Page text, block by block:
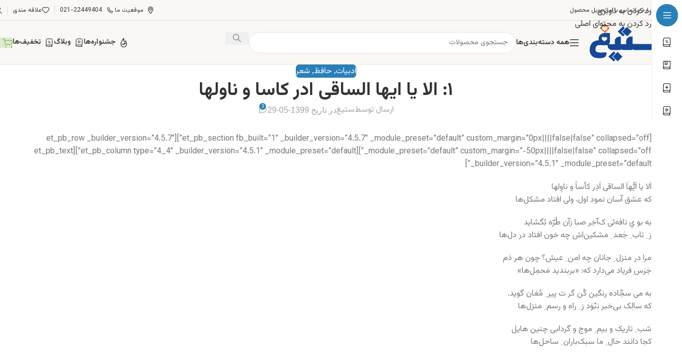
رد کردن به ناوبری
رد کردن به محتوای اصلی
درباره ماتماس با ماتحویل محصول موقعیت ما 021-22449404 علاقه مندی
همه دسته‌بندی‌ها جشنواره‌ها وبلاگ تخفیف‌ها
ادبیات, حافظ, شعر
۱: الا یا ایها الساقی ادر کاسا و ناولها
ارسال توسطستیغدر تاریخ 1399-05-29 3
[et_pb_section fb_built=”1″ _builder_version=”4.5.7″ _module_preset=”default” custom_margin=”0px||||false|false” collapsed=”off”][et_pb_row _builder_version=”4.5.7″
_module_preset=”default” custom_margin=”-50px||||false|false” collapsed=”off”][et_pb_column type=”4_4″ _builder_version=”4.5.1″ _module_preset=”default”][et_pb_text
_builder_version=”4.5.1″ _module_preset=”default”]
اَلا یا اَیُّهاَ الساقی اَدِر کأساً و ناوِلها
که عشق آسان نمود اول، ولی افتاد مشکل‌ها
به بو یِ نافه‌ئی ک‌آخِر صبا زآن طُرّه بُگشاید
ز ِ تاب ِ جَعد ِ مشکین‌اش چه خون افتاد در دل‌ها
مرا در منزل ِ جانان چه امن ِ عیش؟ چون هر دَم
جَرَس فریاد می‌دارد که: «بربندید مَحمِل‌ها»
به می سجّاده رنگین کُن گر ت پیر ِ مُغان گوید.
که سالِک بی‌خبر نبْوَد ز ِ راه و رسم ِ منزل‌ها
شب ِ تاریک و بیم ِ موج و گردابی چنین هایل
کجا دانند حال ِ ما سبک‌باران ِ ساحل‌ها